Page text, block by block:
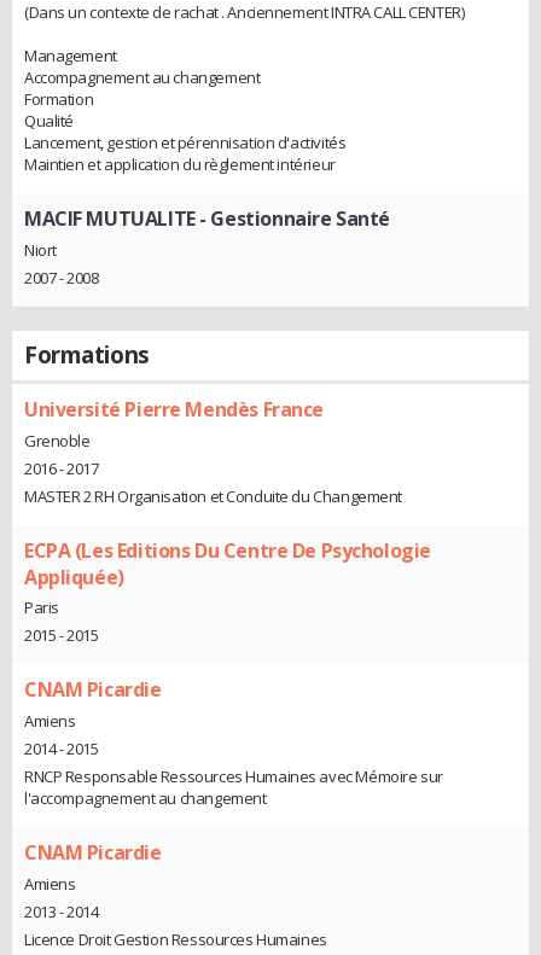
(Dans un contexte de rachat . Anciennement INTRA CALL CENTER)
Management
Accompagnement au changement
Formation
Qualité
Lancement, gestion et pérennisation d'activités
Maintien et application du règlement intérieur
MACIF MUTUALITE- Gestionnaire Santé
Niort
2007 - 2008
Formations
Université Pierre Mendès France
Grenoble
2016 - 2017
MASTER 2 RH Organisation et Conduite du Changement
ECPA (Les Editions Du Centre De Psychologie
Appliquée)
Paris
2015 - 2015
CNAM Picardie
Amiens
2014 - 2015
RNCP Responsable Ressources Humaines avec Mémoire sur
l'accompagnement au changement
CNAM Picardie
Amiens
2013 - 2014
Licence Droit Gestion Ressources Humaines